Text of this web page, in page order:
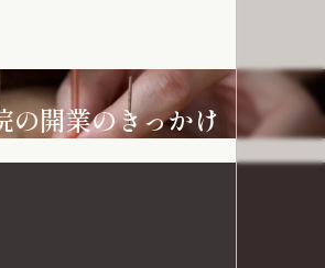
の開業のきっかけ